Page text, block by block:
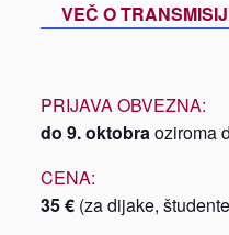
VEČ O
PRIJAVA OBVEZNA:
do 9. oktobraoziroma
CENA:
35 € (za dijake,